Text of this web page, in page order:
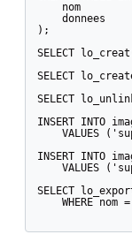
nom
donnees
);
SELECT
SELECT
SELECT
INSERT INTO
VALUES
INSERT INTO
VALUES
SELECT
WHERE nom